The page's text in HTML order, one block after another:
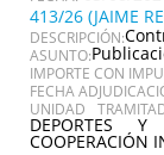
413/26 (JAIME
DESCRIPCIÓN:
ASUNTO:
IMPORTE CON
FECHA
UNIDAD
DEPORTES
COOPERACIÓN